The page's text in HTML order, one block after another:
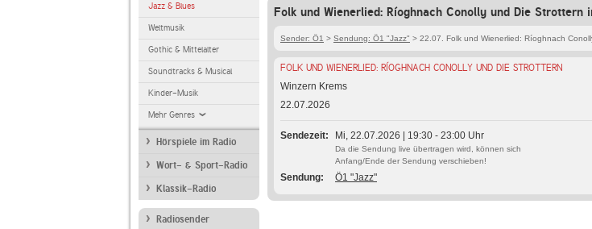
Jazz & Blues
Weltmusik
Gothic & Mittelalter
Soundtracks & Musical
Kinder-Musik
Mehr Genres
Hörspiele im Radio
Wort- & Sport-Radio
Klassik-Radio
Radiosender
Folk und Wienerlied: Ríoghnach Conolly und Die Strottern
Sender: Ö1 > Sendung: Ö1 "Jazz" > 22.07. Folk und Wienerlied: Ríoghnach
FOLK UND WIENERLIED: RÍOGHNACH CONOLLY UND DIE STROTTERN
Winzern Krems
22.07.2026
Sendezeit Mi, 22.07.2026 | 19:30 - 23:00 Uhr
Da die Sendung live übertragen wird, können sich
Anfang/Ende der Sendung verschieben!
Sendung Ö1 "Jazz"